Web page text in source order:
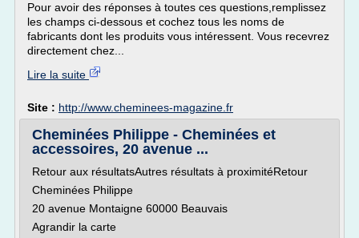
Pour avoir des réponses à toutes ces questions,remplissez
les champs ci-dessous et cochez tous les noms de
fabricants dont les produits vous intéressent. Vous recevrez
directement chez...
Lire la suite
Site : http://www.cheminees-magazine.fr
Cheminées Philippe - Cheminées et
accessoires, 20 avenue ...
Retour aux résultatsAutres résultats à proximitéRetour
Cheminées Philippe
20 avenue Montaigne 60000 Beauvais
Agrandir la carte